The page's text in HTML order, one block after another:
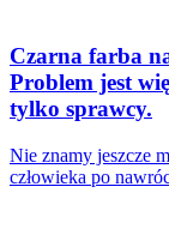
Czarna farba
Problem jest
tylko sprawcy.
Nie znamy jeszcze
człowieka po